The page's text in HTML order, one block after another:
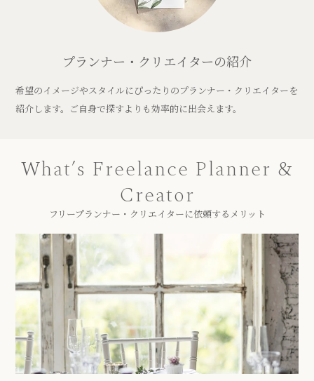
プランナー・クリエイターの紹介
希望のイメージやスタイルにぴったりのプランナー・クリエイターを
紹介します。ご自身で探すよりも効率的に出会えます。
What’s Freelance Planner &
Creator
フリープランナー・クリエイターに依頼するメリット